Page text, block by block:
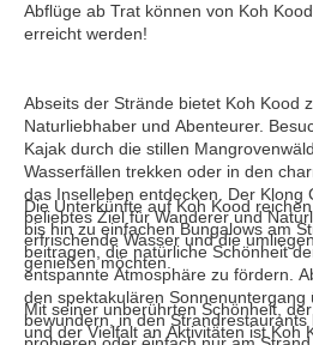
Abflüge ab Trat können von Koh
erreicht werden!
Abseits der Strände bietet Koh Kood
Naturliebhaber und Abenteurer.
Kajak durch die stillen
Wasserfällen trekken oder in den
das Inselleben entdecken. Der Klong
beliebtes Ziel für Wanderer und
erfrischende Wasser und die
genießen möchten.
Die Unterkünfte auf Koh Kood
bis hin zu einfachen Bungalows am
beitragen, die natürliche Schönheit
entspannte Atmosphäre zu fördern.
den spektakulären Sonnenuntergang
bewundern, in den Strandrestaurants
Mit seiner unberührten Schönheit,
und der Vielfalt an Aktivitäten ist Koh